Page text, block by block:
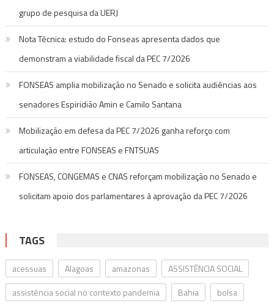
grupo de pesquisa da UERJ
Nota Técnica: estudo do Fonseas apresenta dados que
demonstram a viabilidade fiscal da PEC 7/2026
FONSEAS amplia mobilização no Senado e solicita audiências aos
senadores Espiridião Amin e Camilo Santana
Mobilização em defesa da PEC 7/2026 ganha reforço com
articulação entre FONSEAS e FNTSUAS
FONSEAS, CONGEMAS e CNAS reforçam mobilização no Senado e
solicitam apoio dos parlamentares à aprovação da PEC 7/2026
TAGS
acessuas Alagoas amazonas
ASSISTÊNCIA SOCIAL
assistência social no contexto pandemia
Bahia
bolsa